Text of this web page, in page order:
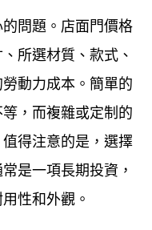
問題。店面門價格
所選材質、款式、
動力成本。簡單的
，而複雜或定制的
得注意的是，選擇
是一項長期投資，
性和外觀。